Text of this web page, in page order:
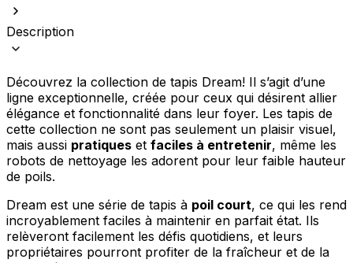
Description
Découvrez la collection de tapis Dream! Il s’agit d’une
ligne exceptionnelle, créée pour ceux qui désirent allier
élégance et fonctionnalité dans leur foyer. Les tapis de
cette collection ne sont pas seulement un plaisir visuel,
mais aussi pratiques et faciles à entretenir, même les
robots de nettoyage les adorent pour leur faible hauteur
de poils.
Dream est une série de tapis à poil court, ce qui les rend
incroyablement faciles à maintenir en parfait état. Ils
relèveront facilement les défis quotidiens, et leurs
propriétaires pourront profiter de la fraîcheur et de la
Les cookies non classés sont des cookies qui sont en processus de
classification, en collaboration avec les fournisseurs de cookies
individuels.
Rejeter
Accepter tout